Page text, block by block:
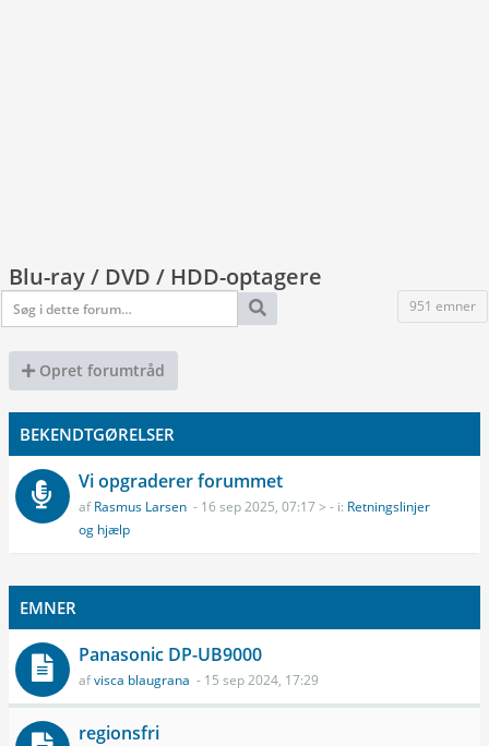
Blu-ray / DVD / HDD-optagere
951 emner
Opret forumtråd
BEKENDTGØRELSER
Vi opgraderer forummet
afRasmus Larsen - 16 sep 2025, 07:17 > - i: Retningslinjer
og hjælp
EMNER
Panasonic DP-UB9000
afvisca blaugrana - 15 sep 2024, 17:29
regionsfri